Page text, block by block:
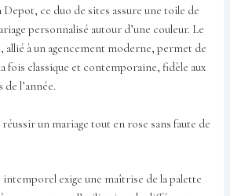
Depot, ce duo de sites assure une toile de
personnalisé autour d’une couleur. Le
à un agencement moderne, permet de
fois classique et contemporaine, fidèle aux
l’année.
un mariage tout en rose sans faute de
exige une maîtrise de la palette